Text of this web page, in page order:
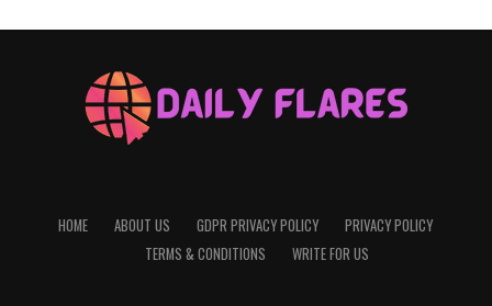
HOME ABOUT US GDPR PRIVACY POLICY
PRIVACY POLICY
TERMS & CONDITIONS
WRITE FOR US